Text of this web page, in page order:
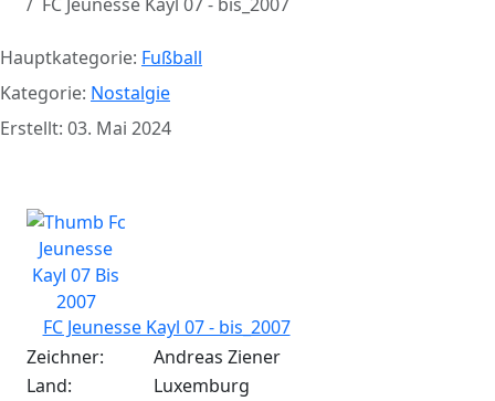
FC Jeunesse Kayl 07 - bis_2007
Hauptkategorie: Fußball
Kategorie: Nostalgie
Erstellt: 03. Mai 2024
FC Jeunesse Kayl 07 - bis_2007
Zeichner:
Andreas Ziener
Land:
Luxemburg